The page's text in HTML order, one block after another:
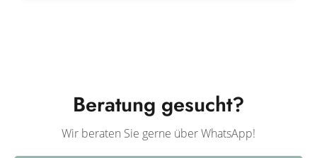
Beratung gesucht?
Wir beraten Sie gerne über WhatsApp!